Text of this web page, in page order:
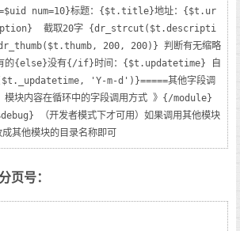
num=10}标题：{$t.title}地址：{$t.ur
截取20字 {dr_strcut($t.descripti
200, 200)} 判断有无缩略
的{else}没有{/if}时间：{$t.updatetime} 自
'Y-m-d')}=====其他字段调
模块内容在循环中的字段调用方式 》{/module}
（开发者模式下才可用）如果调用其他模块
其他模块的目录名称即可
页号：